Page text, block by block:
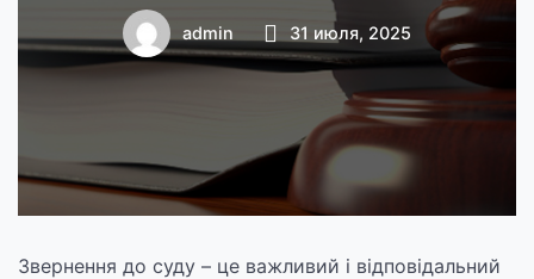
адвоката до
звернення до суду
admin 31 июля, 2025
Звернення до суду – це важливий і відповідальний